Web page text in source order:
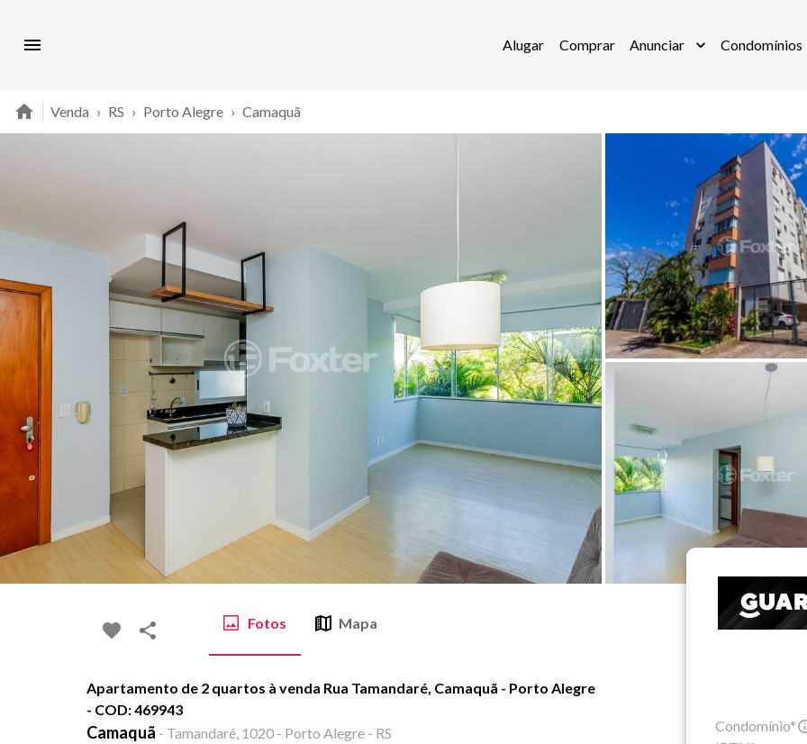
Alugar Comprar Anunciar Condomínios
Venda › RS › Porto Alegre › Camaquã
Fotos Mapa
Apartamento de 2 quartos à venda Rua Tamandaré, Camaquã - Porto Alegre
- COD: 469943
Camaquã - Tamandaré, 1020 - Porto Alegre - RS Condomínio*